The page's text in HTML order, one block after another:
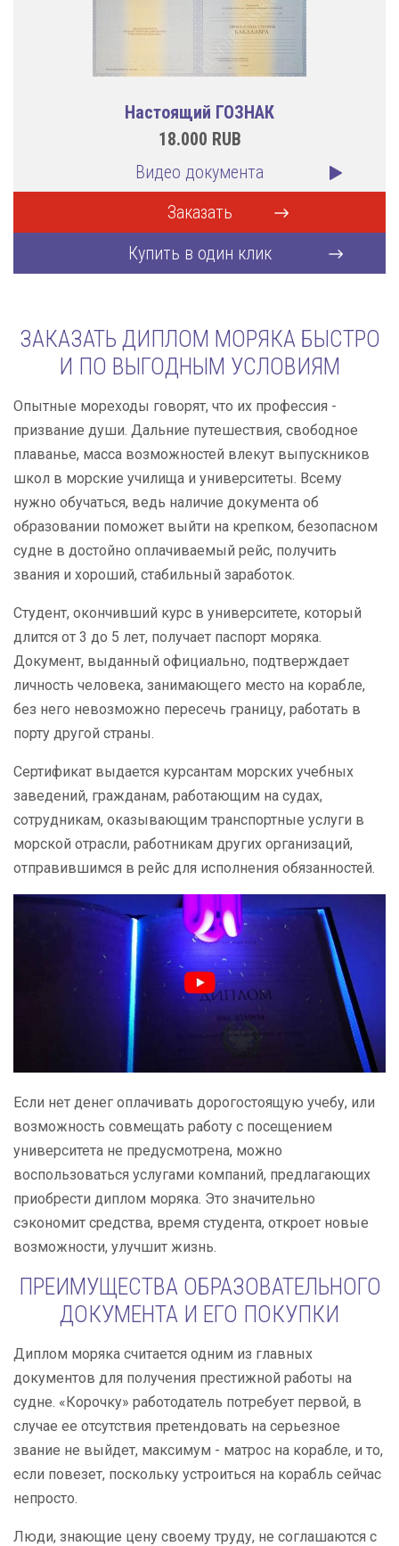
Настоящий ГОЗНАК
18.000 RUB
Видео документа
Заказать
Купить в один клик
ЗАКАЗАТЬ ДИПЛОМ МОРЯКА БЫСТРО
И ПО ВЫГОДНЫМ УСЛОВИЯМ
Опытные мореходы говорят, что их профессия -
призвание души. Дальние путешествия, свободное
плаванье, масса возможностей влекут выпускников
школ в морские училища и университеты. Всему
нужно обучаться, ведь наличие документа об
образовании поможет выйти на крепком, безопасном
судне в достойно оплачиваемый рейс, получить
звания и хороший, стабильный заработок.
Студент, окончивший курс в университете, который
длится от 3 до 5 лет, получает паспорт моряка.
Документ, выданный официально, подтверждает
личность человека, занимающего место на корабле,
без него невозможно пересечь границу, работать в
порту другой страны.
Сертификат выдается курсантам морских учебных
заведений, гражданам, работающим на судах,
сотрудникам, оказывающим транспортные услуги в
морской отрасли, работникам других организаций,
отправившимся в рейс для исполнения обязанностей.
Если нет денег оплачивать дорогостоящую учебу, или
возможность совмещать работу с посещением
университета не предусмотрена, можно
воспользоваться услугами компаний, предлагающих
приобрести диплом моряка. Это значительно
сэкономит средства, время студента, откроет новые
возможности, улучшит жизнь.
ПРЕИМУЩЕСТВА ОБРАЗОВАТЕЛЬНОГО
ДОКУМЕНТА И ЕГО ПОКУПКИ
Диплом моряка считается одним из главных
документов для получения престижной работы на
судне. «Корочку» работодатель потребует первой, в
случае ее отсутствия претендовать на серьезное
звание не выйдет, максимум - матрос на корабле, и то,
если повезет, поскольку устроиться на корабль сейчас
непросто.
Люди, знающие цену своему труду, не соглашаются с